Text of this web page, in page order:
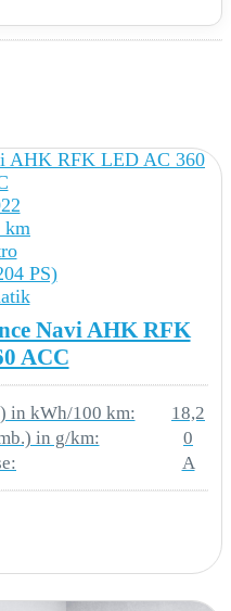
12.976
Discover Pro
Comfort mit induktiver
Connect Wireless
Auto
DAB+
km
PS)
Navi AHK RFK
ACC
in kWh/100 km:
18,2
in g/km:
0
A